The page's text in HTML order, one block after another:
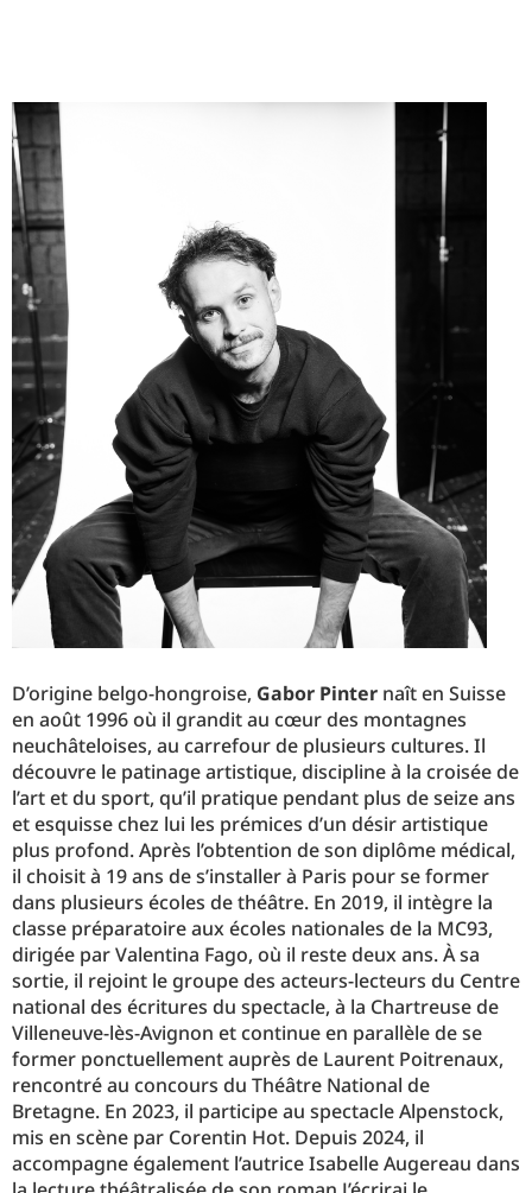
D’origine belgo-hongroise, Gabor Pinter naît en Suisse
en août 1996 où il grandit au cœur des montagnes
neuchâteloises, au carrefour de plusieurs cultures. Il
découvre le patinage artistique, discipline à la croisée de
l’art et du sport, qu’il pratique pendant plus de seize ans
et esquisse chez lui les prémices d’un désir artistique
plus profond. Après l’obtention de son diplôme médical,
il choisit à 19 ans de s’installer à Paris pour se former
dans plusieurs écoles de théâtre. En 2019, il intègre la
classe préparatoire aux écoles nationales de la MC93,
dirigée par Valentina Fago, où il reste deux ans. À sa
sortie, il rejoint le groupe des acteurs-lecteurs du Centre
national des écritures du spectacle, à la Chartreuse de
Villeneuve-lès-Avignon et continue en parallèle de se
former ponctuellement auprès de Laurent Poitrenaux,
rencontré au concours du Théâtre National de
Bretagne. En 2023, il participe au spectacle Alpenstock,
mis en scène par Corentin Hot. Depuis 2024, il
accompagne également l’autrice Isabelle Augereau dans